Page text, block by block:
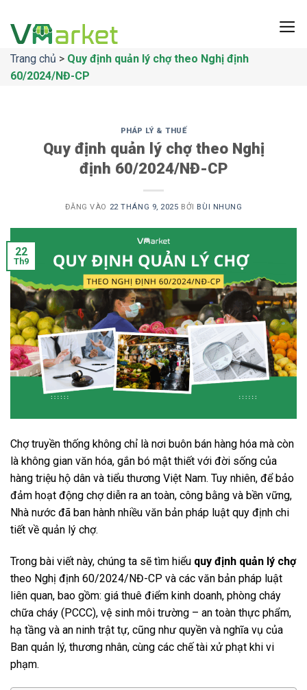
qua
dungTrang chủ > Quy định quản lý chợ theo Nghị định
60/2024/NĐ-CP
PHÁP LÝ & THUẾ
Quy định quản lý chợ theo Nghị
định 60/2024/NĐ-CP
ĐĂNG VÀO 22 THÁNG 9, 2025 BỞI BÙI NHUNG
22
Th9
Chợ truyền thống không chỉ là nơi buôn bán hàng hóa mà còn
là không gian văn hóa, gắn bó mật thiết với đời sống của
hàng triệu hộ dân và tiểu thương Việt Nam. Tuy nhiên, để bảo
đảm hoạt động chợ diễn ra an toàn, công bằng và bền vững,
Nhà nước đã ban hành nhiều văn bản pháp luật quy định chi
tiết về quản lý chợ.
Trong bài viết này, chúng ta sẽ tìm hiểu quy định quản lý chợ
theo Nghị định 60/2024/NĐ-CP và các văn bản pháp luật
liên quan, bao gồm: giá thuê điểm kinh doanh, phòng cháy
chữa cháy (PCCC), vệ sinh môi trường – an toàn thực phẩm,
hạ tầng và an ninh trật tự, cũng như quyền và nghĩa vụ của
Ban quản lý, thương nhân, cùng các chế tài xử phạt khi vi
phạm.